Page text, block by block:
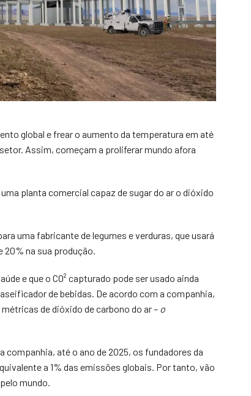
global e frear o aumento da temperatura em até
Assim, começam a proliferar mundo afora
planta comercial capaz de sugar do ar o dióxido
uma fabricante de legumes e verduras, que usará
na sua produção.
e que o CO² capturado pode ser usado ainda
de bebidas. De acordo com a companhia,
de dióxido de carbono do ar – o
companhia, até o ano de 2025, os fundadores da
a 1% das emissões globais. Por tanto, vão
mundo.